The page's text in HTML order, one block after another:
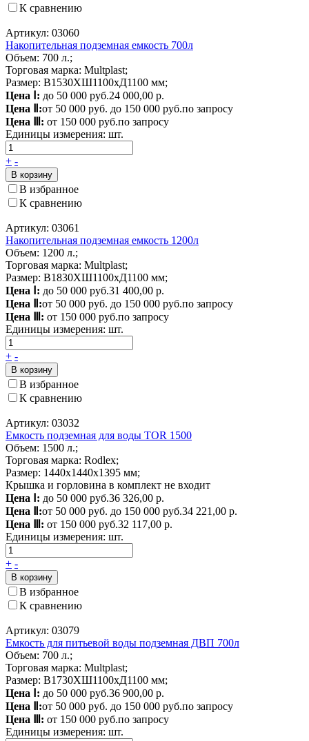
К сравнению
Артикул: 03060
Накопительная подземная емкость 700л
Объем: 700 л.;
Торговая марка: Multplast;
Размер: В1530ХШ1100хД1100 мм;
Цена Ⅰ: до 50 000 руб.24 000,00 р.
Цена Ⅱ:от 50 000 руб. до 150 000 руб.по запросу
Цена Ⅲ: от 150 000 руб.по запросу
Единицы измерения: шт.
+ -
В корзину
В избранное
К сравнению
Артикул: 03061
Накопительная подземная емкость 1200л
Объем: 1200 л.;
Торговая марка: Multplast;
Размер: В1830ХШ1100хД1100 мм;
Цена Ⅰ: до 50 000 руб.31 400,00 р.
Цена Ⅱ:от 50 000 руб. до 150 000 руб.по запросу
Цена Ⅲ: от 150 000 руб.по запросу
Единицы измерения: шт.
+ -
В корзину
В избранное
К сравнению
Артикул: 03032
Емкость подземная для воды TOR 1500
Объем: 1500 л.;
Торговая марка: Rodlex;
Размер: 1440x1440x1395 мм;
Крышка и горловина в комплект не входит
Цена Ⅰ: до 50 000 руб.36 326,00 р.
Цена Ⅱ:от 50 000 руб. до 150 000 руб.34 221,00 р.
Цена Ⅲ: от 150 000 руб.32 117,00 р.
Единицы измерения: шт.
+ -
В корзину
В избранное
К сравнению
Артикул: 03079
Емкость для питьевой воды подземная ДВП 700л
Объем: 700 л.;
Торговая марка: Multplast;
Размер: В1730ХШ1100хД1100 мм;
Цена Ⅰ: до 50 000 руб.36 900,00 р.
Цена Ⅱ:от 50 000 руб. до 150 000 руб.по запросу
Цена Ⅲ: от 150 000 руб.по запросу
Единицы измерения: шт.